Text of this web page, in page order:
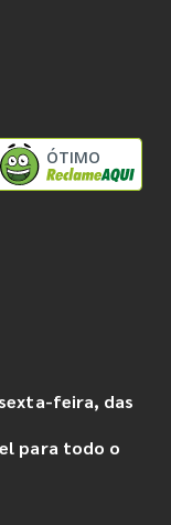
ÓTIMO
feira, das
para todo o